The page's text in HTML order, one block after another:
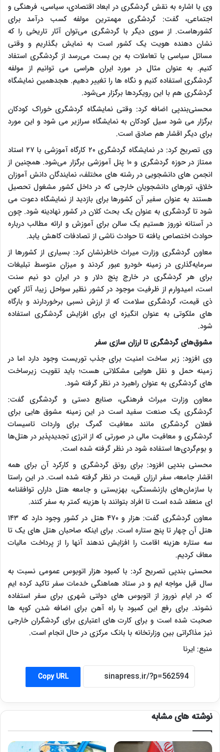
وی با اشاره به نقش گردشگری در ابعاد اقتصادی، سیاسی، فرهنگی و
اجتماعی، گفت: گردشگری مهمترین مولفه کسب درآمد برای
کشورهاست. از سوی دیگر با گردشگری می‌توان آثار تاریخی را که
نشان دهنده هویت یک کشور است به نمایش بگذاریم و وقتی
مسائل سیاسی یا تعاملات به بن بست می‌رسد از گردشگری استفاد
کنیم. به عنوان مثال در مورد ایران هراسی می توانیم از مولفه
گردشگری استفاده کنیم و نگاه ها را تغییر دهیم. هجدهمین نمایشگاه
گردشگری هم با این رویکردها برگزار می‌شود.
محسنی‌بندپی اضافه کرد: وقتی نمایشگاه گردشگری خوراک کودکان
برگزار می شود سیل کودکان به نمایشگاه سرازیر می شود و این مورد
برای دیگر اقشار هم صادق است.
وی تصریح کرد: در نمایشگاه گردشگری ۲۰ کارگاه آموزشی با ۲۷ استاد
ممتاز در حوزه گردشگری و ۱۰ پنل آموزشی برگزار می‌شود. همچنین از
انجمن های دانشجویی در رشته های مختلف، نمایندگان دانش آموزان
خلاق، تورهای دانشجویان خارجی که در داخل کشور مشغول تحصیل
هستند به عنوان سفیر آن کشورها برای بازدید از نمایشگاه دعوت می
شود تا گردشگری به عنوان یک بحث کلان در کشور نهادینه شود. چون
در آستانه نوروز هستیم یک سالن برای آموزش و ارائه مطالب درباره
حوادث اختصاص یافته تا حوادث ناشی از تصادفات کاهش یابد.
معاون گردشگری وزارت میراث خاطرنشان کرد: بسیاری از کشورها از
سرمایه‌گذاری در زمینه خودرو عبور کردند و میزان متوسط تبلیغات
برای هر گردشگری در خارج پنج دلار و در ایران دو نیم سنت
است، امیدوارم از ظرفیت موجود در کشور نظیر سواحل زیبا، آثار کهن
ذی قیمت، گردشگری سلامت که از ارزش نسبی برخوردارند و بارگاه
های ملکوتی به عنوان انگیزه ای برای افزایش گردشگری استفاده
شود.
مشوق‌های گردشگری تا ارزان سازی سفر
وی افزود: زیر ساخت امنیت برای جذب توریست وجود دارد اما در
زمینه حمل و نقل هوایی مشکلاتی هست؛ باید تقویت زیرساخت
های گردشگری به عنوان راهبرد در نظر گرفته شود.
معاون وزارت میراث فرهنگی، صنایع دستی و گردشگری گفت:
گردشگری یک صنعت سفید است در این زمینه مشوق هایی برای
فعلان گردشگری مانند معافیت گمرگ برای واردات تاسیسات
گردشگری و معافیت مالی در صورتی که از انرژی تجدیدپذیر در هتل‌ها
و بوم‌گردی‌ها استفاده شود در نظر گرفته شده است.
محسنی بندپی افزود: برای رونق گردشگری و کارکرد آن برای همه
اقشار جامعه، سفر ارزان قیمت در نظر گرفته شده است. در این راستا
با سازمان‌های بازنشستگی، بهزیستی و جامعه هتل داران توافقنامه
ای منعقد شده است تا افراد بتوانند با هزینه کمتر به سفر کنند.
معاون گردشگری گفت: هزار و ۴۷۰ هتل در کشور وجود دارد که ۱۴۳
هتل آن چهار تا پنج ستاره است. برای اینکه صاحبان هتل های یک تا
سه ستاره هزینه اقامت را افزایش ندهند آنها را از پرداخت مالیات
معاف کردیم.
محسنی بندپی تصریح کرد: با کمبود هزار اتوبوس عمومی نسبت به
سال قبل مواجه ایم و در ستاد هماهنگی خدمات سفر تاکید کرده ایم
که در ایام نوروز از اتوبوس های دولتی شهری برای سفر استفاده
نشوند. برای رفع این کمبود با راه آهن برای اضافه شدن کوپه ها
صحبت شده است و برای کارت های اعتباری برای گردشگران خارجی
نیز مذاکراتی بین وزارتخانه با بانک مرکزی در حال انجام است.
منبع: ایرنا
Copy URL
نوشته های مشابه